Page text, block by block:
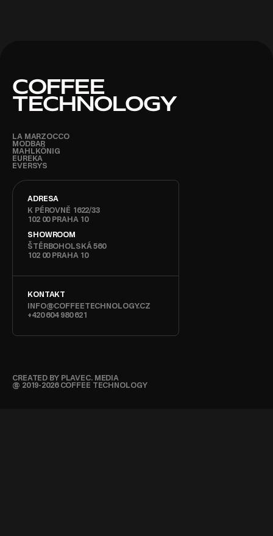
COFFEE
TECHNOLOGY
LA MARZOCCO
MODBAR
MAHLKÖNIG
EUREKA
EVERSYS
ADRESA
K PÉROVNĚ 1622/33
102 00 PRAHA 10
SHOWROOM
ŠTĚRBOHOLSKÁ 560
102 00 PRAHA 10
KONTAKT
INFO@COFFEETECHNOLOGY.CZ
+420 604 980 621
CREATED BY PLAVEC. MEDIA
@ 2019-2026 COFFEE TECHNOLOGY